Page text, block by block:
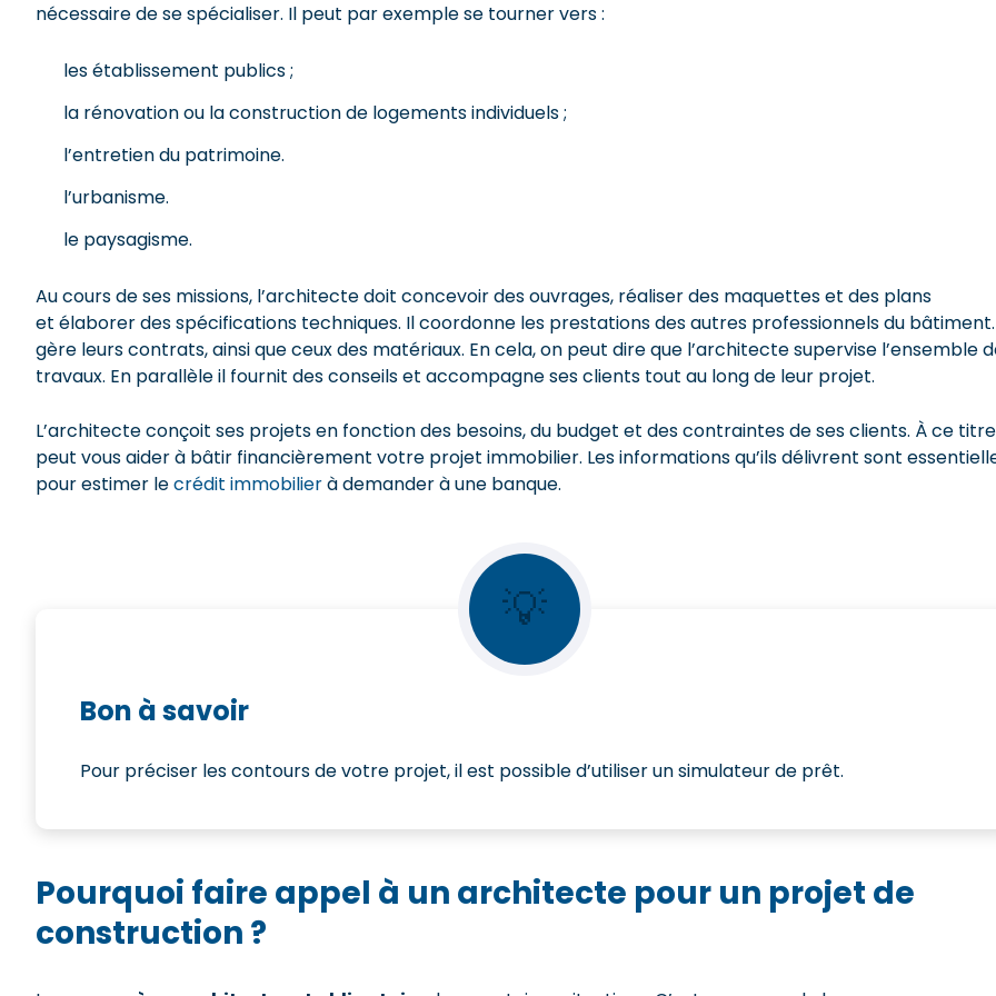
nécessaire de se spécialiser. Il peut par exemple se tourner vers :
les établissement publics ;
la rénovation ou la construction de logements individuels ;
l’entretien du patrimoine.
l’urbanisme.
le paysagisme.
Au cours de ses missions, l’architecte doit concevoir des ouvrages, réaliser des maquettes et des plans
et élaborer des spécifications techniques. Il coordonne les prestations des autres professionnels du
gère leurs contrats, ainsi que ceux des matériaux. En cela, on peut dire que l’architecte supervise l’ensemble
travaux. En parallèle il fournit des conseils et accompagne ses clients tout au long de leur projet.
L’architecte conçoit ses projets en fonction des besoins, du budget et des contraintes de ses clients. À ce
peut vous aider à bâtir financièrement votre projet immobilier. Les informations qu’ils délivrent sont
pour estimer lecrédit immobilierà demander à une banque.
💡
Bon à savoir
Pour préciser les contours de votre projet, il est possible d’utiliser un simulateur de prêt.
Pourquoi faire appel à un architecte pour un projet de
construction ?